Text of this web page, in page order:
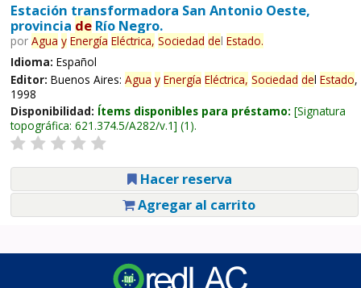
Estación transformadora San Antonio Oeste,
provincia deRío Negro.
por Agua y Energía Eléctrica, Sociedad del Estado.
Idioma: Español
Editor: Buenos Aires: Agua y Energía Eléctrica, Sociedad del Estado,
1998
Disponibilidad: Ítems disponibles para préstamo: Signatura
topográfica: 621.374.5/A282/v.1 (1).
Hacer reserva
Agregar al carrito